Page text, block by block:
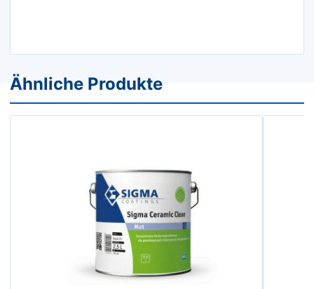
Ähnliche Produkte